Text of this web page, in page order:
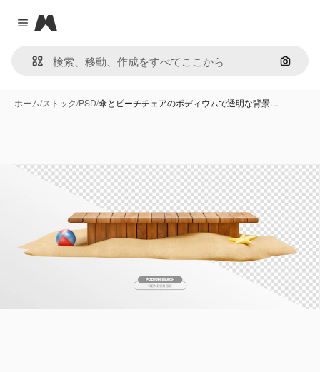
Close menu
Magnific
画像で
ホーム/ストック/PSD/傘とビーチチェアのポディウムで透明な背景…